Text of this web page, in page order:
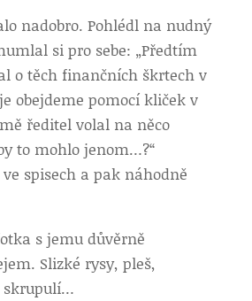
nadobro. Pohlédl na nudný
si pro sebe: „Předtím
o těch finančních škrtech v
obejdeme pomocí kliček v
ředitel volal na něco
to mohlo jenom…?“
spisech a pak náhodně
s jemu důvěrně
Slizké rysy, pleš,
skrupulí…